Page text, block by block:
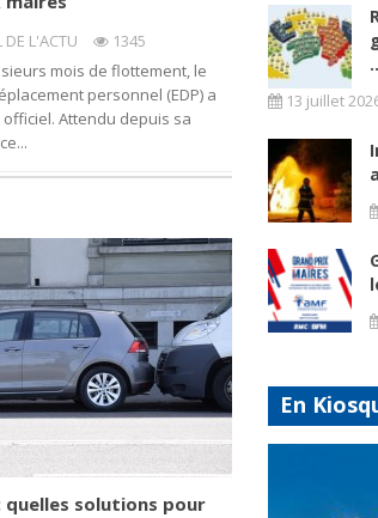
DE L'ACTU
1345
mois de flottement, le
personnel (EDP) a
Attendu depuis sa
solutions pour
13 juillet
En